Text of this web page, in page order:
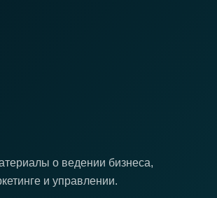
о ведении бизнеса,
и управлении.